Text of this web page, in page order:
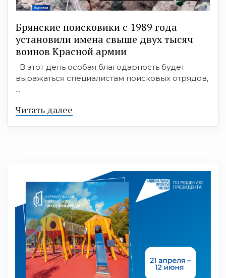
Брянские поисковики с 1989 года
установили имена свыше двух тысяч
воинов Красной армии
В этот день особая благодарность будет
выражаться специалистам поисковых отрядов,
...
Читать далее